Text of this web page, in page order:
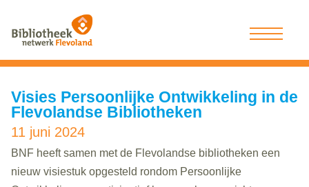
Visies Persoonlijke Ontwikkeling in de
Flevolandse Bibliotheken
11 juni 2024
BNF heeft samen met de Flevolandse bibliotheken een
nieuw visiestuk opgesteld rondom Persoonlijke